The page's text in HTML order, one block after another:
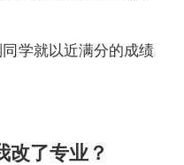
学就以近满分的成绩
改了专业？